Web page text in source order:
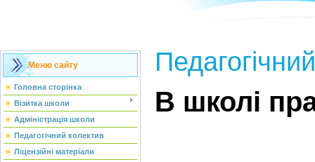
Меню сайту
Головна сторінка
Візитка школи
Адміністрація школи
Педагогічний колектив
Ліцензійні матеріали
В школі